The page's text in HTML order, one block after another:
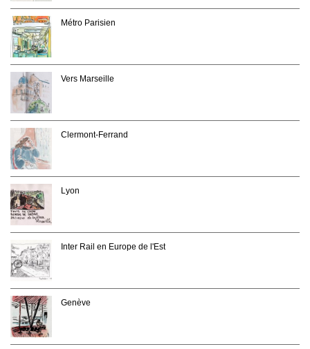
Métro Parisien
Vers Marseille
Clermont-Ferrand
Lyon
Inter Rail en Europe de l'Est
Genève